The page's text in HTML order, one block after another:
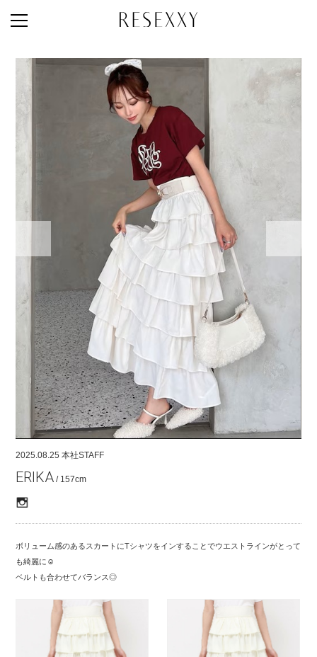
STAFF STYLE
2025.08.25 本社STAFF
ERIKA / 157cm
ボリューム感のあるスカートにTシャツをインすることでウエストラインがとって
も綺麗に☺︎
ベルトも合わせてバランス◎
RANKING
STYLE PHOTO
ONLINE STORE
COMPANY
CONTACT
RECRUIT
FOR BUSINESS PARTNER